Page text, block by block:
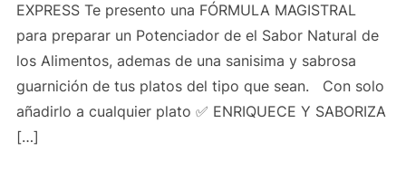
EXPRESS Te presento una FÓRMULA MAGISTRAL
para preparar un Potenciador de el Sabor Natural de
los Alimentos, ademas de una sanisima y sabrosa
guarnición de tus platos del tipo que sean. Con solo
añadirlo a cualquier plato ✅ ENRIQUECE Y SABORIZA
[…]